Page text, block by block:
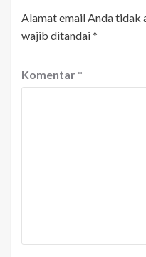
Alamat email Anda tidak
wajib ditandai*
Komentar *